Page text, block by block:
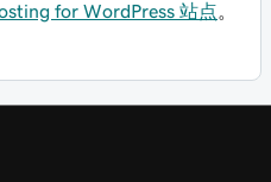
for WordPress 站点